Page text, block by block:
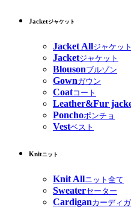
Jacketジャケット
Jacket Allジャケッ
Jacketジャケット
Blousonブルゾン
Gownガウン
Coatコート
Leather&Fur
Ponchoポンチョ
Vestベスト
Knitニット
Knit Allニット全て
Sweaterセーター
Cardiganカーディ